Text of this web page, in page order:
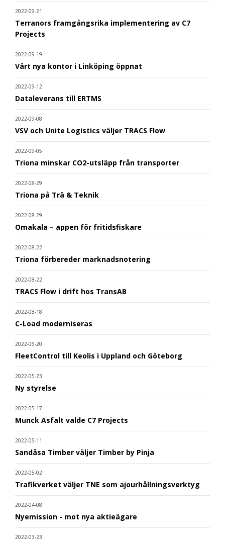
2022-09-21
Terranors framgångsrika implementering av C7
Projects
2022-09-19
Vårt nya kontor i Linköping öppnat
2022-09-12
Dataleverans till ERTMS
2022-09-08
VSV och Unite Logistics väljer TRACS Flow
2022-09-05
Triona minskar CO2-utsläpp från transporter
2022-08-29
Triona på Trä & Teknik
2022-08-29
Omakala – appen för fritidsfiskare
2022-08-22
Triona förbereder marknadsnotering
2022-08-22
TRACS Flow i drift hos TransAB
2022-08-18
C-Load moderniseras
2022-06-20
FleetControl till Keolis i Uppland och Göteborg
2022-05-23
Ny styrelse
2022-05-17
Munck Asfalt valde C7 Projects
2022-05-11
Sandåsa Timber väljer Timber by Pinja
2022-05-02
Trafikverket väljer TNE som ajourhållningsverktyg
2022-04-08
Nyemission - mot nya aktieägare
2022-03-23